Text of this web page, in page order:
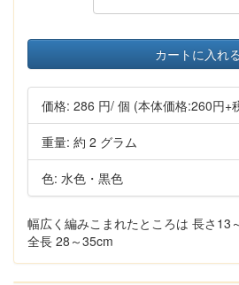
カートに入れる
価格: 286 円/ 個 (本体価格:260円+
重量: 約 2 グラム
色: 水色・黒色
幅広く編みこまれたところは 長さ13
全長 28～35cm